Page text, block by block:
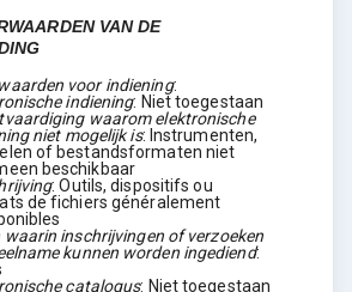
VAN DE
voor indiening:
indiening: Niet toegestaan
waarom elektronische
niet mogelijk is: Instrumenten,
of bestandsformaten niet
beschikbaar
:Outils, dispositifs ou
de fichiers généralement
waarin inschrijvingen of verzoeken
kunnen worden ingediend:
catalogus: Niet toegestaan